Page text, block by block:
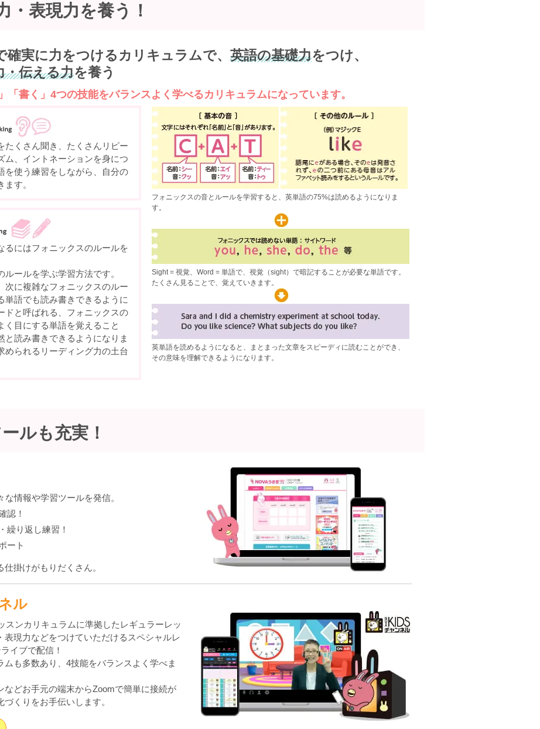
・表現力を養う！
確実に力をつけるカリキュラムで、 英語の基礎力をつけ、
・伝える力を養う
「書く」4つの技能をバランスよく学べるカリキュラムになっています。
たくさん聞き、たくさんリピー
ム、イントネーションを身につ
を使う練習をしながら、自分の
す。
るにはフォニックスのルールを
ールを学ぶ学習方法です。
次に複雑なフォニックスのルー
単語でも読み書きできるように
ドと呼ばれる、フォニックスの
く目にする単語を覚えること
と読み書きできるようになりま
められるリーディング力の土台
フォニックスの音とルールを学習すると、英単語の75%は読めるようになりま
す。
Sight = 視覚、Word = 単語で、視覚（sight）で暗記することが必要な単語です。
たくさん見ることで、覚えていきます。
英単語を読めるようになると、まとまった文章をスピーディに読むことができ、
その意味を理解できるようになります。
ルも充実！
情報や学習ツールを発信。
認！
繰り返し練習！
ート
掛けがもりだくさん。
ル
スンカリキュラムに準拠したレギュラーレッ
表現力などをつけていただけるスペシャルレ
イブで配信！
も多数あり、4技能をバランスよく学べま
などお手元の端末からZoomで簡単に接続が
くりをお手伝いします。